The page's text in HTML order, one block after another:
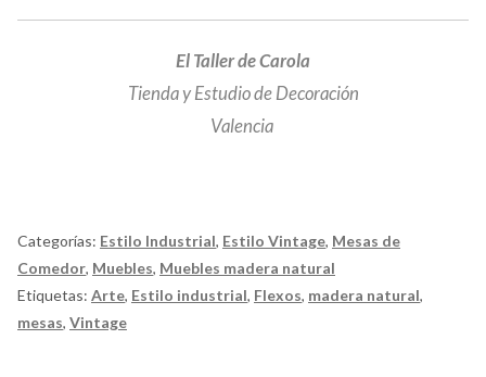
El Taller de Carola
Tienda y Estudio de Decoración
Valencia
Categorías: Estilo Industrial, Estilo Vintage, Mesas de
Comedor, Muebles, Muebles madera natural
Etiquetas: Arte, Estilo industrial, Flexos, madera natural,
mesas, Vintage